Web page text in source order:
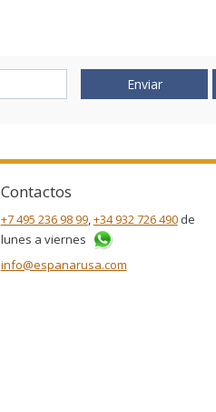
Enviar
Contactos
+7 495 236 98 99, +34 932 726 490de
lunes a viernes
info@espanarusa.com